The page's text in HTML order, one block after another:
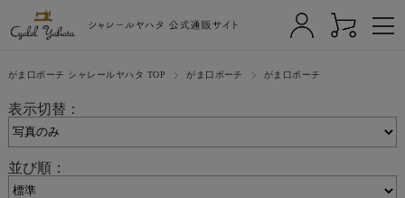
がま口ポーチ シャレールヤハタ TOP がま口ポーチ がま口ポーチ
表示切替：
並び順：